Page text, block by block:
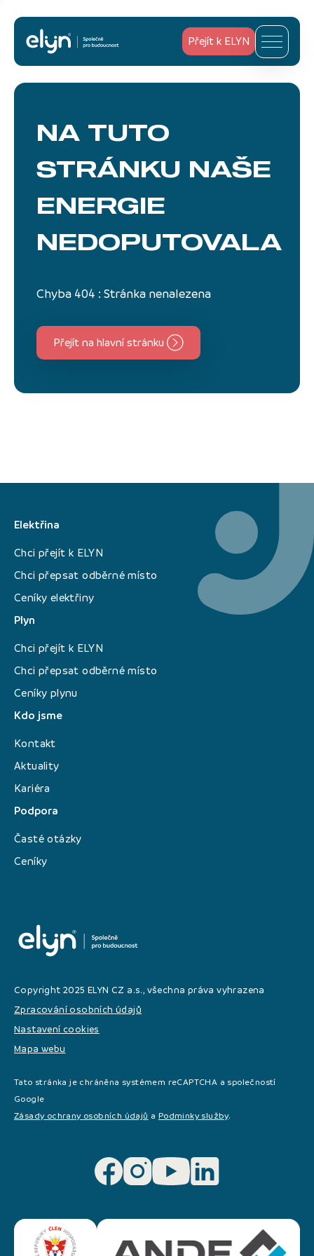
Přejít k ELYN
NA TUTO
STRÁNKU
NAŠE
ENERGIE
NEDOPUTOVALA
Chyba 404 : Stránka nenalezena
Přejít na hlavní stránku
Elektřina
Chci přejít k ELYN
Chci přepsat odběrné místo
Ceníky elektřiny
Plyn
Chci přejít k ELYN
Chci přepsat odběrné místo
Ceníky plynu
Kdo jsme
Kontakt
Aktuality
Kariéra
Podpora
Časté otázky
Ceníky
Copyright 2025 ELYN CZ a.s., všechna práva vyhrazena
Zpracování osobních údajů
Nastavení cookies
Mapa webu
Tato stránka je chráněna systémem reCAPTCHA a společností
Google
Zásady ochrany osobních údajů a Podminky služby.